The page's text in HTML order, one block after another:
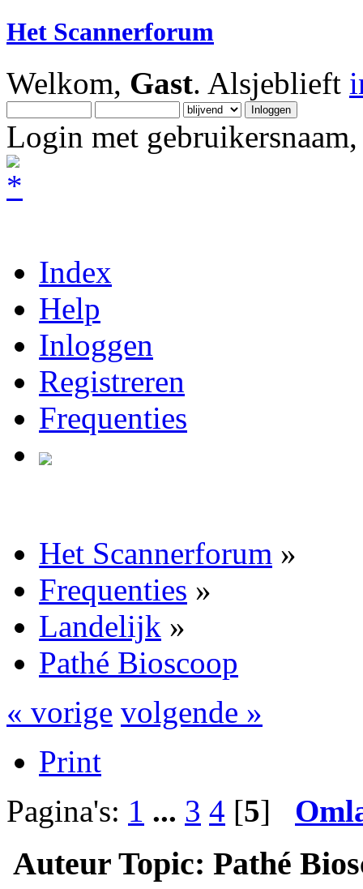
Het Scannerforum
Welkom, Gast. Alsjeblieft
Login met
Index
Help
Inloggen
Registreren
Frequenties
Het Scannerforum »
Frequenties »
Landelijk »
Pathé Bioscoop
« vorige volgende »
Print
Pagina's: 1 ... 3 4 [5]
Auteur Topic: Pathé